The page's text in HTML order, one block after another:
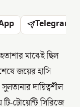
Telegram
মাঝেই ছিল
জয়ের হাসি
দায়িত্বশীল
টি-টোয়েন্টি সিরিজে